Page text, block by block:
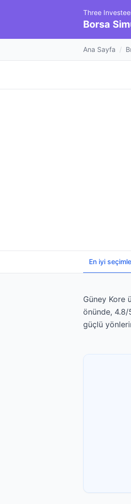
Three
Borsa
Ana Sayfa /
En iyi
Güney Kore
önünde, 4.8/
güçlü